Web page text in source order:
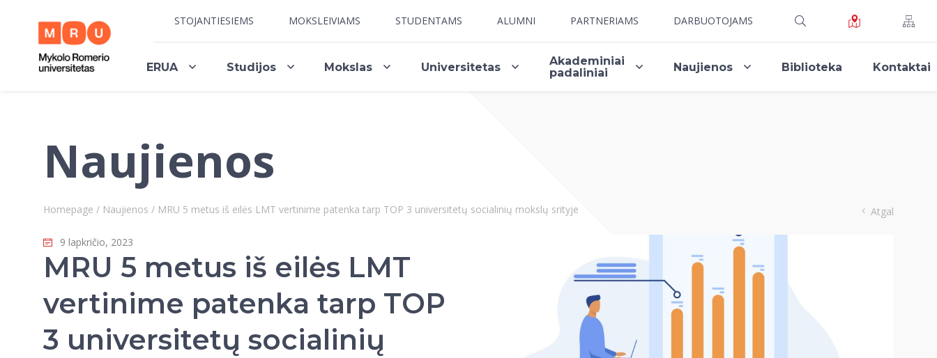
STOJANTIESIEMS MOKSLEIVIAMS STUDENTAMS ALUMNI PARTNERIAMS DARBUOTOJAMS
ERUA Studijos Mokslas Universitetas
Akademiniai
padaliniai
Naujienos Biblioteka Kontaktai
Naujienos
Homepage / Naujienos / MRU 5 metus iš eilės LMT vertinime patenka tarp TOP 3 universitetų socialinių mokslų srityje Atgal
9 lapkričio, 2023
MRU 5 metus iš eilės LMT
vertinime patenka tarp TOP
3 universitetų socialinių